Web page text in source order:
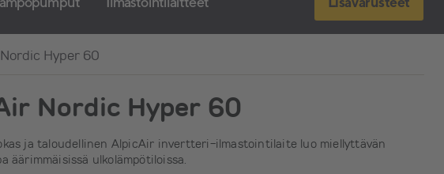
Hyper 60
Nordic Hyper 60
ja taloudellinen AlpicAir invertteri-ilmastointilaite luo miellyttävän
äärimmäisissä ulkolämpötiloissa.